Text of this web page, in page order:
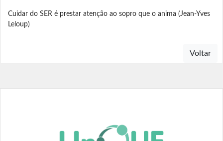
Cuidar do SER é prestar atenção ao sopro que o anima (Jean-Yves
Leloup)
Voltar